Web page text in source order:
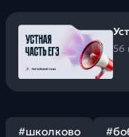
56
#школково